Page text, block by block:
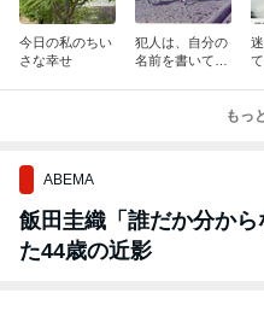
今日の私のちい
さな幸せ
犯人は、自分の
名前を書いてい
もっ
ABEMA
飯田圭織「誰だか分から
た44歳の近影